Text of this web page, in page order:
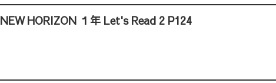
NEW HORIZON １年 Let's Read 2 P124